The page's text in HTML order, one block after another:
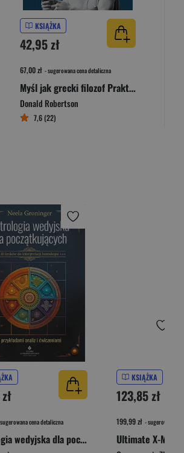
KSIĄŻKA
42,95 zł
67,00 zł - sugerowana cena detaliczna
Myśl jak grecki filozof Praktykuj koncepcje Sokratesa
Donald Robertson
7,6 (22)
cena detaliczna
Astrologia wedyjska dla początkujących. 10 kroków do interpretacji horoskopu
KSIĄŻKA
123,85 zł
199,99 zł - sugerowana
Ultimate X-Men.